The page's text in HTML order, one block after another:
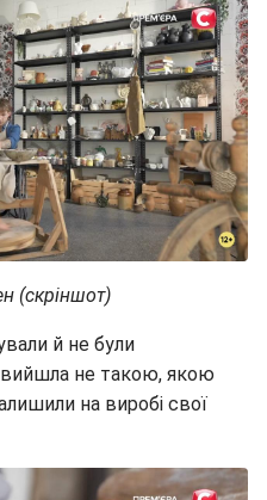
(скріншот)
й не були
вийшла не такою, якою
на виробі свої